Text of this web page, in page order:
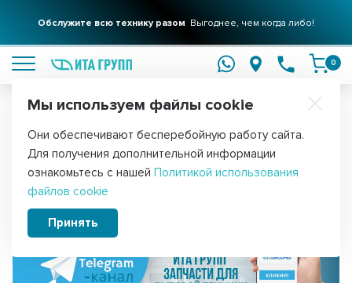
Обслужите всю технику разом Выгоднее, чем когда либо!
Фильтры для вашего домаРешения для очистки воды подробнее
0
Главная
ИТА ГРУПП теперь в Telegram!
Мы используем файлы cookie
Они обеспечивают бесперебойную работу сайта.
Для получения дополнительной информации
ознакомьтесь с нашей Политикой использования
файлов cookie
Принять